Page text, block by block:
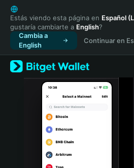
English
日本語
Tiếng Việt
Русский
Español (Latinoamérica)
Türkçe
Italiano
Português (Portugal)
Bahasa Indonesia
Estás viendo esta página en Español
gustaría cambiarte a English?
Cambia a
English
Continuar en